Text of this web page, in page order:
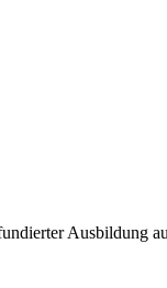
Ausbildung